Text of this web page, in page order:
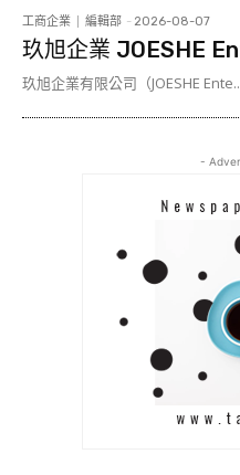
工商企業 編輯部 - 2026-08-07
玖旭企業 JOESHE
玖旭企業有限公司（JOESHE
-